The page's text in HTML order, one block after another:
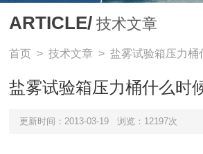
ARTICLE/ 技术文章
首页 >技术文章 > 盐雾试验箱压力桶
盐雾试验箱压力桶什么时
更新时间：2013-03-19 浏览：12197次